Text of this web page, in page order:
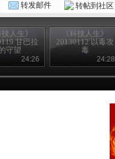
转发邮件 转帖到社区
技人生》
甘巴拉
守望
24:26
《科技人生》
20130112 以毒攻
毒
24:28